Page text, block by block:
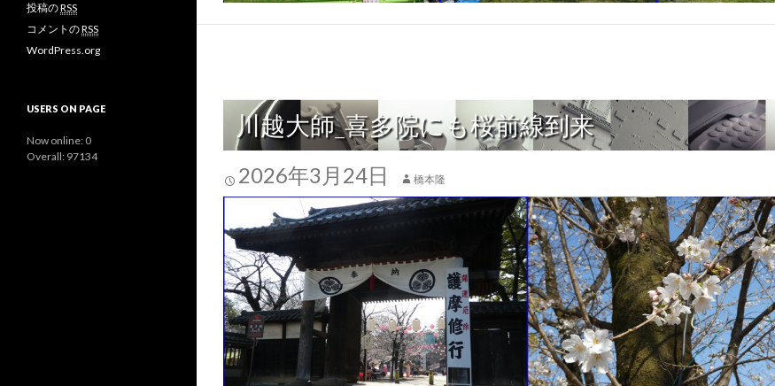
川越大師_喜多院にも桜前線到来
2026年3月24日 橋本隆
投稿のRSS
コメントのRSS
WordPress.org
USERS ON PAGE
Now online: 0
Overall: 97134